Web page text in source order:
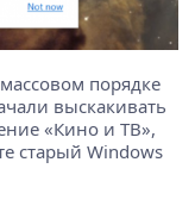
порядке
выскакивать
«Кино и ТВ»,
старый Windows